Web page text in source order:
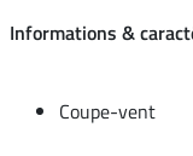
Informations &
Coupe-vent